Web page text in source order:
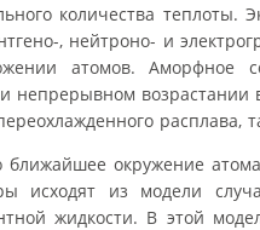
количества теплоты.
, нейтроно- и
атомов. Аморфное
непрерывном возрастании
расплава,
окружение
исходят из модели
жидкости. В этой